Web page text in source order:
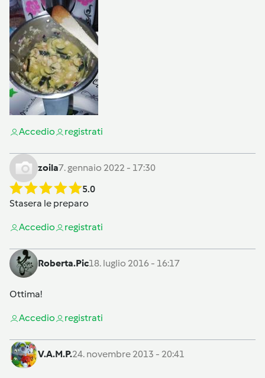
Accedio registrati
zoila7. gennaio 2022 - 17:30
5.0
Stasera le preparo
Accedio registrati
Roberta.Pic18. luglio 2016 - 16:17
Ottima!
Accedio registrati
V.A.M.P.24. novembre 2013 - 20:41